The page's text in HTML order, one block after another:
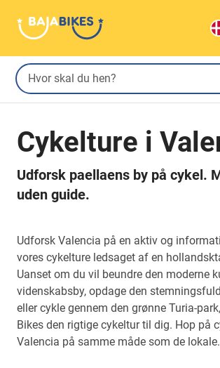
Cykelture i
Udforsk paellaens by på cykel.
uden guide.
Udforsk Valencia på en aktiv og
vores cykelture ledsaget af en
Uanset om du vil beundre den moderne
videnskabsby, opdage den
eller cykle gennem den grønne Turia-
Bikes den rigtige cykeltur til dig. Hop på
Valencia på samme måde som de lokale.